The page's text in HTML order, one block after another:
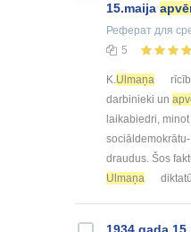
15.maija
Реферат для
5
K.Ulmaņa
darbinieki un
laikabiedri,
sociāldemokrātu-
draudus. Šos
Ulmaņa